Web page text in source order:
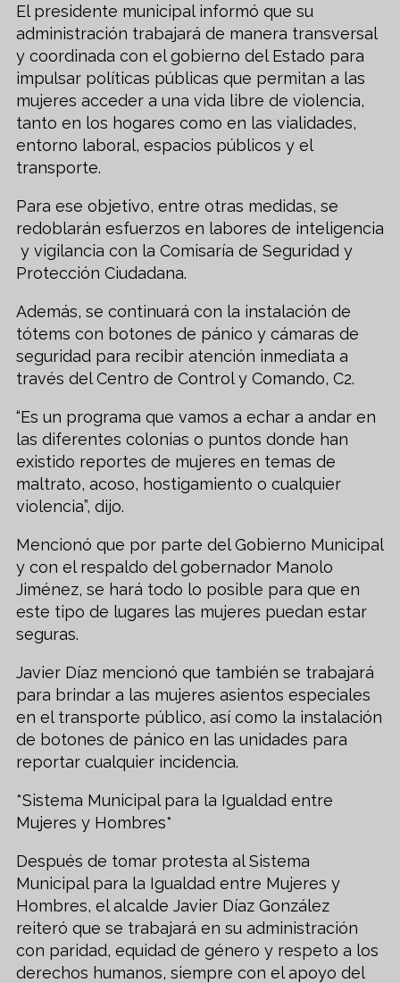
El presidente municipal informó que su
administración trabajará de manera transversal
y coordinada con el gobierno del Estado para
impulsar políticas públicas que permitan a las
mujeres acceder a una vida libre de violencia,
tanto en los hogares como en las vialidades,
entorno laboral, espacios públicos y el
transporte.
Para ese objetivo, entre otras medidas, se
redoblarán esfuerzos en labores de inteligencia
y vigilancia con la Comisaría de Seguridad y
Protección Ciudadana.
Además, se continuará con la instalación de
tótems con botones de pánico y cámaras de
seguridad para recibir atención inmediata a
través del Centro de Control y Comando, C2.
“Es un programa que vamos a echar a andar en
las diferentes colonias o puntos donde han
existido reportes de mujeres en temas de
maltrato, acoso, hostigamiento o cualquier
violencia”, dijo.
Mencionó que por parte del Gobierno Municipal
y con el respaldo del gobernador Manolo
Jiménez, se hará todo lo posible para que en
este tipo de lugares las mujeres puedan estar
seguras.
Javier Díaz mencionó que también se trabajará
para brindar a las mujeres asientos especiales
en el transporte público, así como la instalación
de botones de pánico en las unidades para
reportar cualquier incidencia.
*Sistema Municipal para la Igualdad entre
Mujeres y Hombres*
Después de tomar protesta al Sistema
Municipal para la Igualdad entre Mujeres y
Hombres, el alcalde Javier Díaz González
reiteró que se trabajará en su administración
con paridad, equidad de género y respeto a los
derechos humanos, siempre con el apoyo del